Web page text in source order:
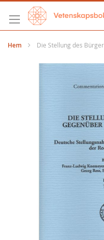
Hoppa
till
innehållet
Hem Die Stellung des